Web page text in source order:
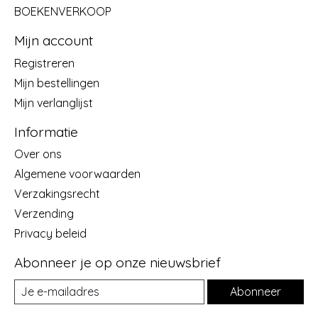
BOEKENVERKOOP
Mijn account
Registreren
Mijn bestellingen
Mijn verlanglijst
Informatie
Over ons
Algemene voorwaarden
Verzakingsrecht
Verzending
Privacy beleid
Abonneer je op onze nieuwsbrief
Abonneer